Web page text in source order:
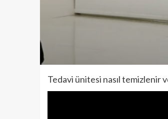
Tedavi ünitesi nasıl temizlenir